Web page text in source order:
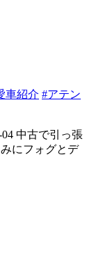
車紹介 #アテン
中古で引っ張
にフォグとデ